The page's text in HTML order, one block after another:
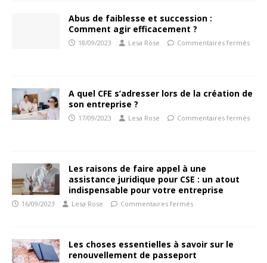
Abus de faiblesse et succession :
Comment agir efficacement ?
18/09/2023 Lesa Rose Commentaires fermés
A quel CFE s’adresser lors de la création de
son entreprise ?
17/09/2023 Lesa Rose Commentaires fermés
Les raisons de faire appel à une
assistance juridique pour CSE : un atout
indispensable pour votre entreprise
16/09/2023 Lesa Rose Commentaires fermés
Les choses essentielles à savoir sur le
renouvellement de passeport